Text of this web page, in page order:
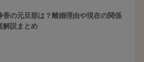
香の元旦那は？離婚理由や現在の関係
解説まとめ